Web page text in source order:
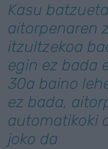
Kasu
aitorpenaren
itzultzekoa
egin ez bada
30a baino
ez bada,
automatikoki
joko da